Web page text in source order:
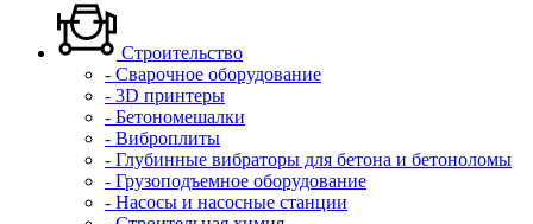
Строительство
- Сварочное оборудование
- 3D принтеры
- Бетономешалки
- Виброплиты
- Глубинные вибраторы для бетона и бетоноломы
- Грузоподъемное оборудование
- Насосы и насосные станции